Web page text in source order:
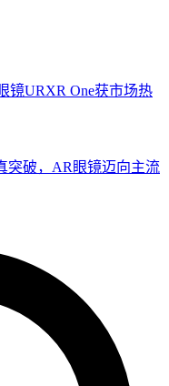
镜URXR One获市场热
突破，AR眼镜迈向主流